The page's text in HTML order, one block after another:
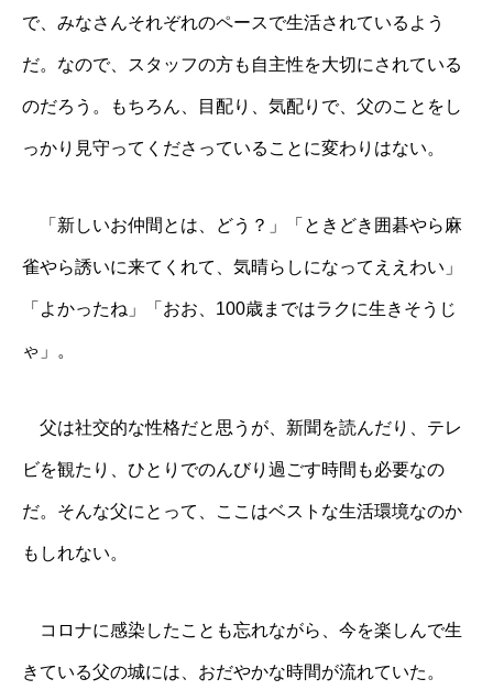
で、みなさんそれぞれのペースで生活されているよう
だ。なので、スタッフの方も自主性を大切にされている
のだろう。もちろん、目配り、気配りで、父のことをし
っかり見守ってくださっていることに変わりはない。
「新しいお仲間とは、どう？」「ときどき囲碁やら麻
雀やら誘いに来てくれて、気晴らしになってええわい」
「よかったね」「おお、100歳まではラクに生きそうじ
ゃ」。
父は社交的な性格だと思うが、新聞を読んだり、テレ
ビを観たり、ひとりでのんびり過ごす時間も必要なの
だ。そんな父にとって、ここはベストな生活環境なのか
もしれない。
コロナに感染したことも忘れながら、今を楽しんで生
きている父の城には、おだやかな時間が流れていた。